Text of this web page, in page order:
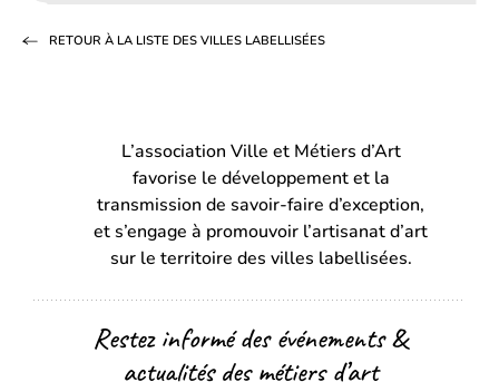
un
onglet)onglet)
RETOUR À LA LISTE DES VILLES LABELLISÉES
L’association Ville et Métiers d’Art
favorise le développement et la
transmission de savoir-faire d’exception,
et s’engage à promouvoir l’artisanat d’art
sur le territoire des villes labellisées.
Restez informé des événements &
actualités des métiers d’art